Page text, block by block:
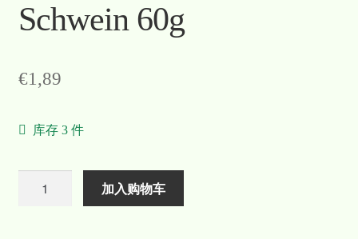
Schwein 60g
€1,89
库存 3 件
加入购物车